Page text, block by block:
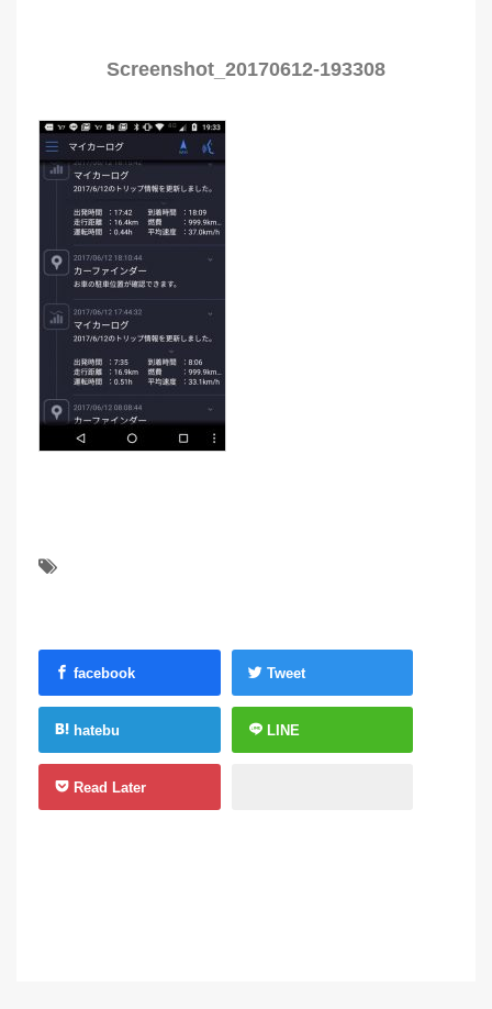
Screenshot_20170612-193308
facebook Tweet
hatebu LINE
Read Later